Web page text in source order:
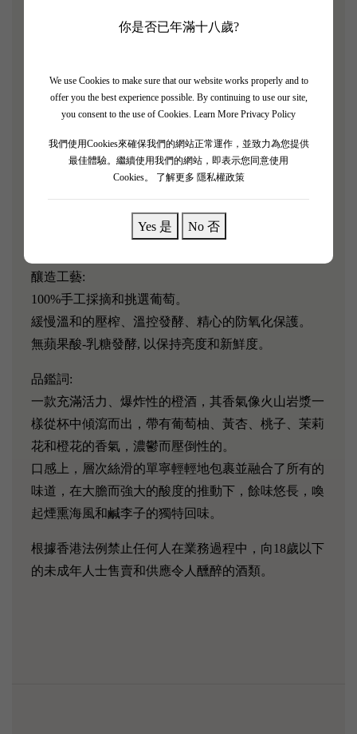
你是否已年滿十八歲?
We use Cookies to make sure that our website works properly and to
offer you the best experience possible. By continuing to use our site,
you consent to the use of Cookies. Learn More Privacy Policy
我們使用Cookies來確保我們的網站正常運作，並致力為您提供
最佳體驗。繼續使用我們的網站，即表示您同意使用
Cookies。
了解更多 隱私權政策
Yes 是 No 否
地，埋至地下30厘米，以防葡萄藤和根係受凍。待到
肥料和農藥的使用量，對每棵葡萄樹都實施人工精細
化管理。葡萄園內種植的主要品種有赤霞珠
（Cabernet Sauvignon）、梅洛（Merlot）、夏多內
（Chardonnay）和雷司令（Riesling）。
葡萄品種:
Malvasia 50%, 50% (Viognier, Riesling,
Gewurztraminer, Yellow Moscato, Sauvignon Blanc, etc.)
釀造工藝:
100%手工採摘和挑選葡萄。
緩慢溫和的壓榨、溫控發酵、精心的防氧化保護。
無蘋果酸-乳糖發酵, 以保持亮度和新鮮度。
品鑑詞:
一款充滿活力、爆炸性的橙酒，其香氣像火山岩漿一
樣從杯中傾瀉而出，帶有葡萄柚、黃杏、桃子、茉莉
花和橙花的香氣，濃鬱而壓倒性的。
口感上，層次絲滑的單寧輕輕地包裹並融合了所有的
味道，在大膽而強大的酸度的推動下，餘味悠長，喚
起煙熏海風和鹹李子的獨特回味。
根據香港法例禁止任何人在業務過程中，向18歲以下
的未成年人士售賣和供應令人醺醉的酒類。